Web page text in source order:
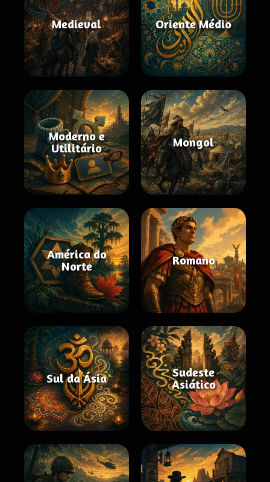
Medieval Oriente Médio
Moderno e
Utilitário
Mongol
América do
Norte
Romano
Sul da Ásia
Sudeste
Asiático